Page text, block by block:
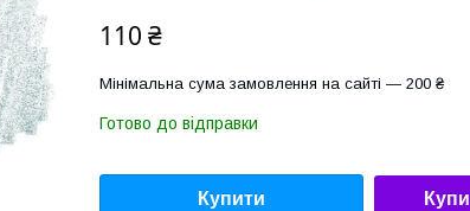
110 ₴
Мінімальна сума замовлення на сайті — 200 ₴
Готово до відправки
Купити